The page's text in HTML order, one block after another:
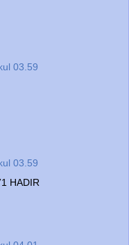
03.59
03.59
HADIR